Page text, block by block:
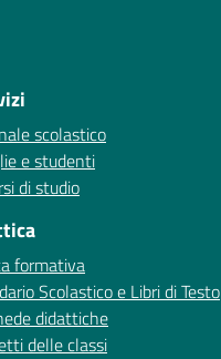
scolastico
e studenti
di studio
formativa
Scolastico e Libri di Testo
didattiche
delle classi